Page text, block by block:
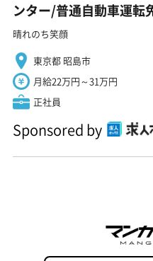
ンター/普通自動車運転
晴れのち笑顔
東京都 昭島市
月給22万円～31万円
正社員
Sponsored by